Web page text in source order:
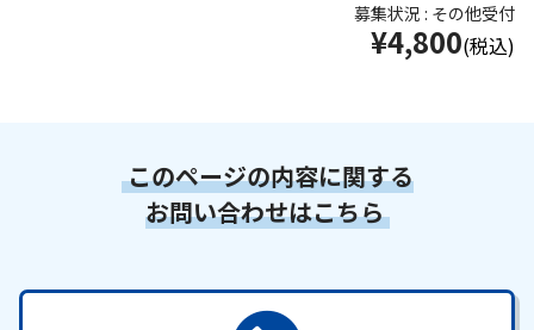
募集状況 : その他受付
¥4,800(税込)
このページの内容に関する
お問い合わせはこちら